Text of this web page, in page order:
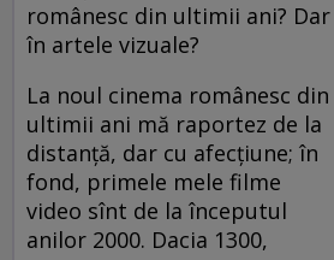
românesc din ultimii ani? Dar
în artele vizuale?
La noul cinema românesc din
ultimii ani mă raportez de la
distanţă, dar cu afecţiune; în
fond, primele mele filme
video sînt de la începutul
anilor 2000. Dacia 1300,